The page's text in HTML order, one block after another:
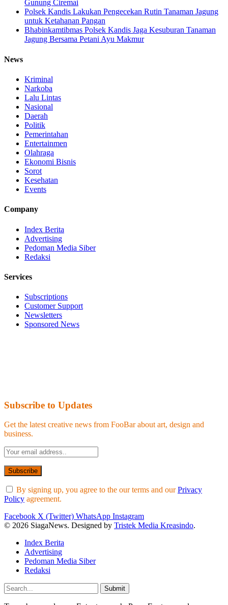
Gunung Ciremai
Polsek Kandis Lakukan Pengecekan Rutin Tanaman Jagung
untuk Ketahanan Pangan
Bhabinkamtibmas Polsek Kandis Jaga Kesuburan Tanaman
Jagung Bersama Petani Ayu Makmur
News
Kriminal
Narkoba
Lalu Lintas
Nasional
Daerah
Politik
Pemerintahan
Entertainmen
Olahraga
Ekonomi Bisnis
Sorot
Kesehatan
Events
Company
Index Berita
Advertising
Pedoman Media Siber
Redaksi
Services
Subscriptions
Customer Support
Newsletters
Sponsored News
Subscribe to Updates
Get the latest creative news from FooBar about art, design and
business.
By signing up, you agree to the our terms and ourPrivacy
Policy agreement.
Facebook X (Twitter) WhatsApp Instagram
© 2026 SiagaNews. Designed by Tristek Media Kreasindo.
Index Berita
Advertising
Pedoman Media Siber
Redaksi
Submit